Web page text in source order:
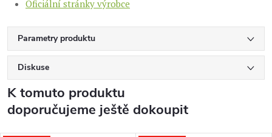
Oficiální stránky výrobce
Parametry produktu
Diskuse
K tomuto produktu
doporučujeme ještě dokoupit